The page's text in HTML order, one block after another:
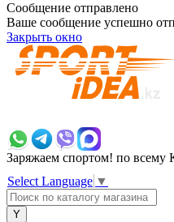
Сообщение отправлено
Ваше сообщение успешно
Закрыть окно
Заряжаем спортом! по всему
Select Language ▼